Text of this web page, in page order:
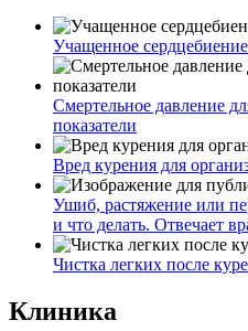
Учащенное
Смертельное давление
показатели
Вред курения для
Ушиб, растяжение или
и что делать. Отвечает
Чистка легких после
Клиника